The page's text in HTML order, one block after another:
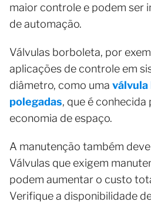
maior controle e podem ser
de automação.
Válvulas borboleta, por
aplicações de controle em
diâmetro, como uma
polegadas, que é conhecida
economia de espaço.
A manutenção também
Válvulas que exigem
podem aumentar o custo
Verifique a disponibilidade